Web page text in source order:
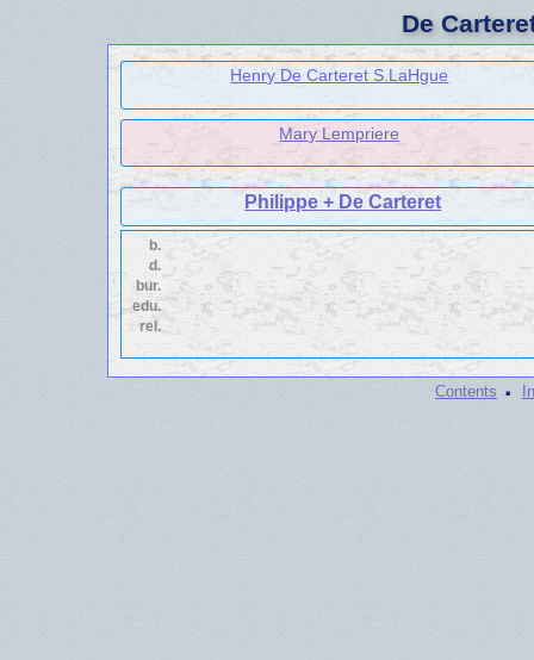
De
Henry De Carteret S.LaHgue
Mary Lempriere
Philippe + De Carteret
b.
d.
bur.
edu.
rel.
Contents ·